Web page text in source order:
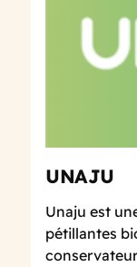
UNAJU
Unaju est
pétillantes